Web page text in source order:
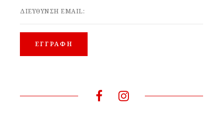
ΔΙΕΥΘΥΝΣΗ EMAIL: